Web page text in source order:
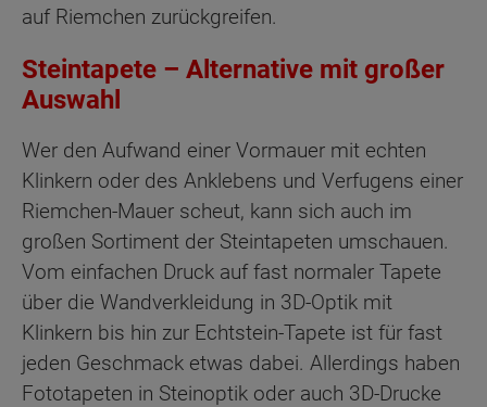
auf Riemchen zurückgreifen.
Steintapete – Alternative mit großer
Auswahl
Wer den Aufwand einer Vormauer mit echten
Klinkern oder des Anklebens und Verfugens einer
Riemchen-Mauer scheut, kann sich auch im
großen Sortiment der Steintapeten umschauen.
Vom einfachen Druck auf fast normaler Tapete
über die Wandverkleidung in 3D-Optik mit
Klinkern bis hin zur Echtstein-Tapete ist für fast
jeden Geschmack etwas dabei. Allerdings haben
Fototapeten in Steinoptik oder auch 3D-Drucke